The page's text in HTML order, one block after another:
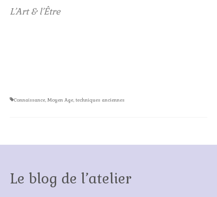
L’Art & l’Être
Connaissance, Moyen Age, techniques anciennes
Le blog de l’atelier